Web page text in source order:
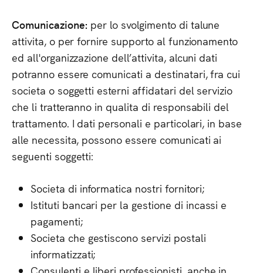
Comunicazione: per lo svolgimento di talune
attivita, o per fornire supporto al funzionamento
ed all'organizzazione dell’attivita, alcuni dati
potranno essere comunicati a destinatari, fra cui
societa o soggetti esterni affidatari del servizio
che li tratteranno in qualita di responsabili del
trattamento. I dati personali e particolari, in base
alle necessita, possono essere comunicati ai
seguenti soggetti:
Societa di informatica nostri fornitori;
Istituti bancari per la gestione di incassi e
pagamenti;
Societa che gestiscono servizi postali
informatizzati;